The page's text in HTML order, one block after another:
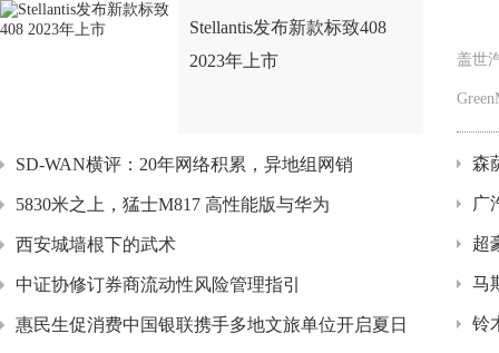
Stellantis发布新款标致408
2023年上市
SD-WAN横评：20年网络积累，异地组网销
5830米之上，猛士M817 高性能版与华为
西安城墙根下的武术
中证协修订券商流动性风险管理指引
惠民生促消费中国银联携手多地文旅单位开启夏日
盖世
森
广
超
马
铃